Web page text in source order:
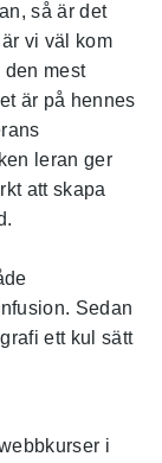
så är det
vi väl kom
mest
är på hennes
leran ger
att skapa
Sedan
ett kul sätt
i